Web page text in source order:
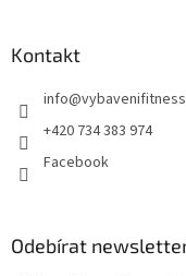
Kontakt
info@
+420 734 383 974
Facebook
Odebírat